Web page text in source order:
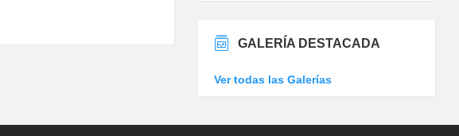
GALERÍA DESTACADA
Ver todas las Galerías